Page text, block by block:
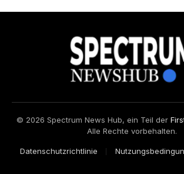
© 2026 Spectrum News Hub, ein Teil der
Alle Rechte vorbehalten.
Datenschutzrichtlinie